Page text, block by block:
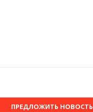
ПРЕДЛОЖИТЬ НОВОСТЬ